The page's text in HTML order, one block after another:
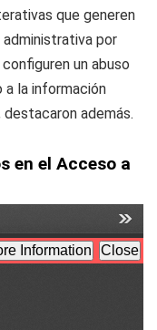
que generen
por
un abuso
la información
además.
en el Acceso a